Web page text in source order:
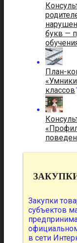
букв —
План-
классов
Закупки
субъектов
в сети